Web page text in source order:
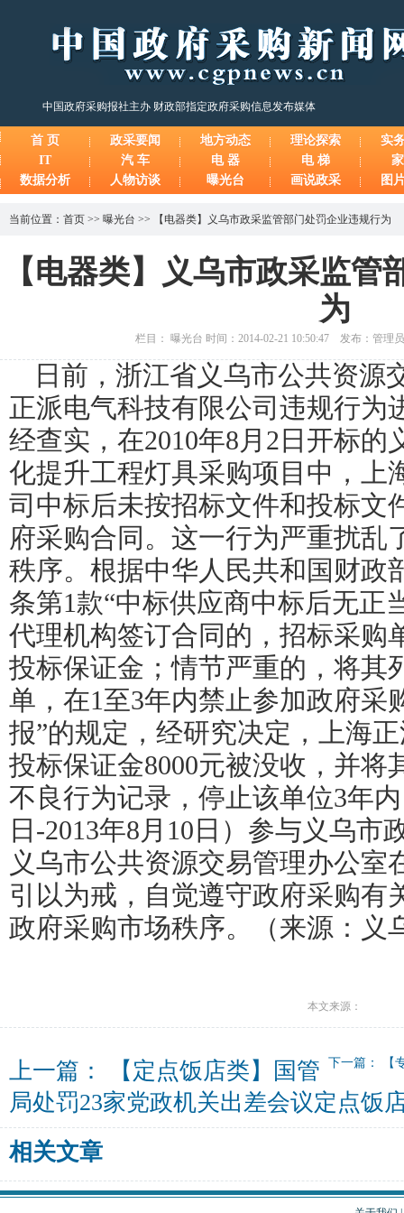
中国政府采购报社主办 财政部指定政府采购信息发布媒体
首 页 政采要闻 地方动态 理论探索
实
IT
汽 车 电 器 电 梯
数据分析
人物访谈 曝光台 画说政采 图
当前位置： 首页 >> 曝光台 >> 【电器类】义乌市政采监管部门处罚企业违规行为
【电器类】义乌市政采监管
为
栏目： 曝光台 时间：2014-02-21 10:50:47 发布：管理
日前，浙江省义乌市公共资源
正派电气科技有限公司违规行为
经查实，在2010年8月2日开标的
化提升工程灯具采购项目中，上
司中标后未按招标文件和投标文
府采购合同。这一行为严重扰乱
秩序。根据中华人民共和国财政
条第1款“中标供应商中标后无正
代理机构签订合同的，招标采购
投标保证金；情节严重的，将其
单，在1至3年内禁止参加政府采
报”的规定，经研究决定，上海
投标保证金8000元被没收，并将
不良行为记录，停止该单位3年
日-2013年8月10日）参与义乌市
义乌市公共资源交易管理办公室
引以为戒，自觉遵守政府采购有
政府采购市场秩序。（来源：义
本文来源：
下一篇： 【
上一篇：
【定点饭店类】国管
局处罚23家党政机关出差会议定点饭
相关文章